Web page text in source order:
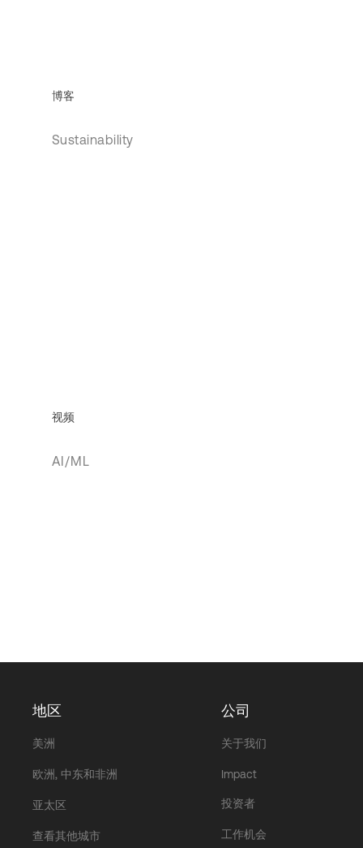
博客
Sustainability
视频
AI/ML
地区
美洲
欧洲, 中东和非洲
亚太区
查看其他城市
公司
关于我们
Impact
投资者
工作机会